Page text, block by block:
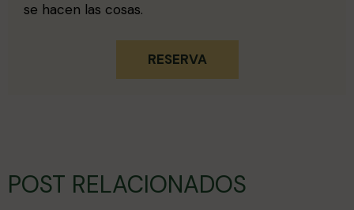
se hacen las cosas.
RESERVA
POST RELACIONADOS